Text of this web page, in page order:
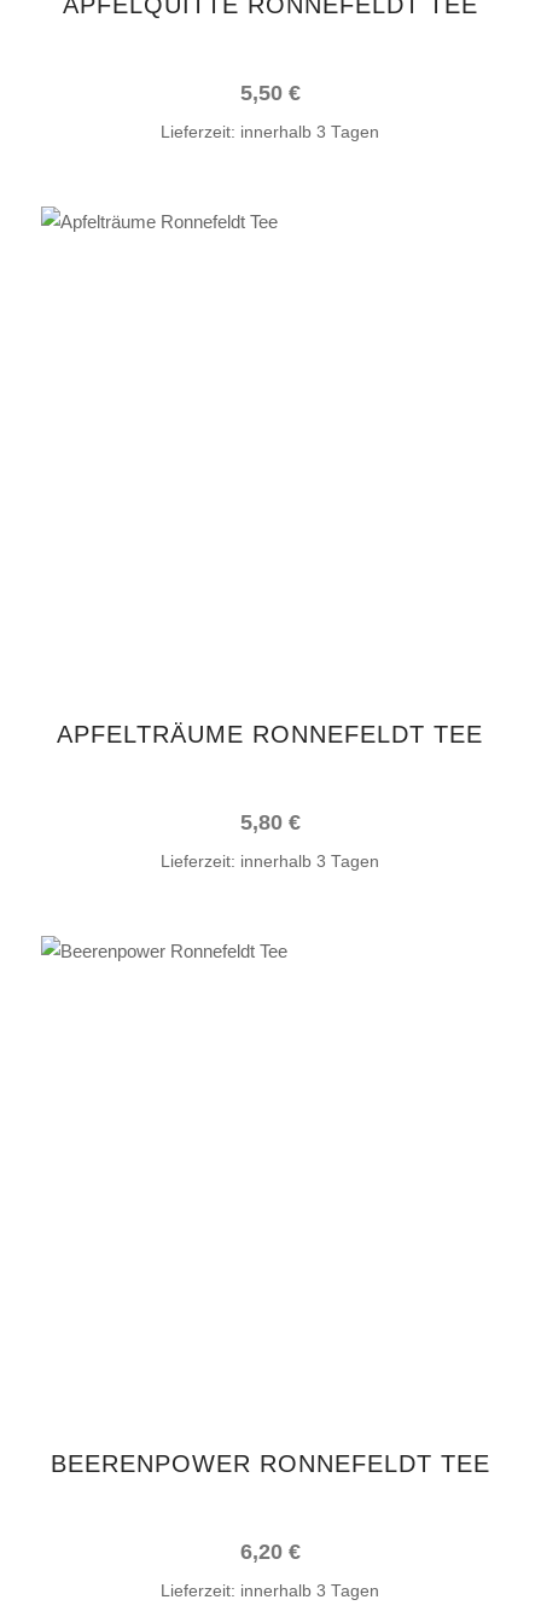
5,50 €
Lieferzeit: innerhalb 3 Tagen
APFELTRÄUME RONNEFELDT TEE
5,80 €
Lieferzeit: innerhalb 3 Tagen
BEERENPOWER RONNEFELDT TEE
6,20 €
Lieferzeit: innerhalb 3 Tagen